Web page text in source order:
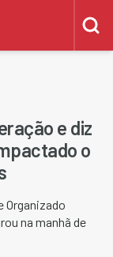
e diz
o
Organizado
na manhã de